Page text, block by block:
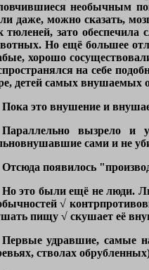
необычным
даже, можно сказать,
тюленей, зато
Но ещё большее
хорошо
на себе
детей самых внушаемых
Пока это внушение и
Параллельно вызрело и
сами и не
Отсюда появилось
Но это были ещё не люди.
√
пищу √ скушает её
Первые удравшие, самые
стволах